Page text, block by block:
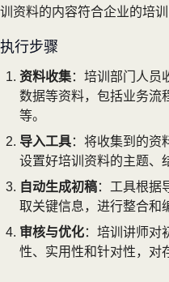
训资料的内容符合企业的培
执行步骤
资料收集：培训部门人员
数据等资料，包括业务流
等。
导入工具：将收集到的资
设置好培训资料的主题、
自动生成初稿：工具根据
取关键信息，进行整合和
审核与优化：培训讲师对
性、实用性和针对性，对